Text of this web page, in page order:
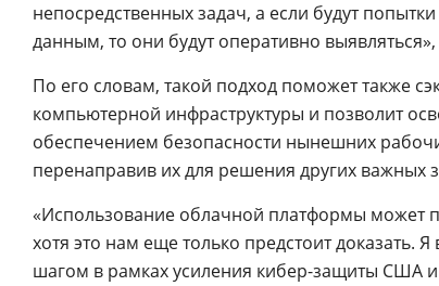
непосредственных задач, а если будут
данным, то они будут оперативно выявляться»,
По его словам, такой подход поможет также
компьютерной инфраструктуры и позволит
обеспечением безопасности нынешних
перенаправив их для решения других важных
«Использование облачной платформы может
хотя это нам еще только предстоит доказать.
шагом в рамках усиления кибер-защиты США